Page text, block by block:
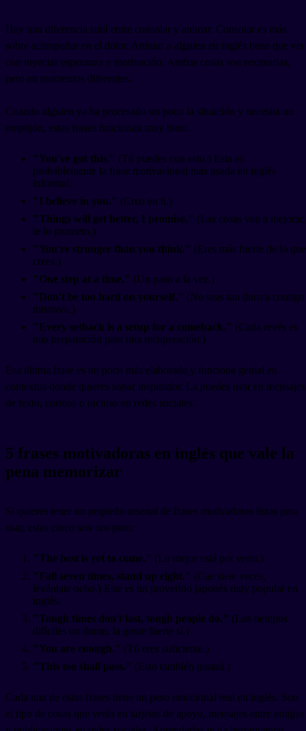
Hay una diferencia sutil entre consolar y animar. Consolar es más
sobre acompañar en el dolor. Animar a alguien en inglés tiene que ver
con inyectar esperanza y motivación. Ambas cosas son necesarias,
pero en momentos diferentes.
Cuando alguien ya ha procesado un poco la situación y necesita un
empujón, estas frases funcionan muy bien:
"You've got this." (Tú puedes con esto.) Esta es
probablemente la frase motivacional más usada en inglés
informal.
"I believe in you." (Creo en ti.)
"Things will get better, I promise." (Las cosas van a mejorar,
te lo prometo.)
"You're stronger than you think." (Eres más fuerte de lo que
crees.)
"One step at a time." (Un paso a la vez.)
"Don't be too hard on yourself." (No seas tan duro/a contigo
mismo/a.)
"Every setback is a setup for a comeback." (Cada revés es
una preparación para una recuperación.)
Esa última frase es un poco más elaborada y funciona genial en
contextos donde quieres sonar inspirador. La puedes usar en mensajes
de texto, correos o incluso en redes sociales.
5 frases motivadoras en inglés que vale la
pena memorizar
Si quieres tener un pequeño arsenal de frases motivadoras listas para
usar, estas cinco son oro puro:
"The best is yet to come." (Lo mejor está por venir.)
"Fall seven times, stand up eight." (Cae siete veces,
levántate ocho.) Este es un proverbio japonés muy popular en
inglés.
"Tough times don't last, tough people do." (Los tiempos
difíciles no duran, la gente fuerte sí.)
"You are enough." (Tú eres suficiente.)
"This too shall pass." (Esto también pasará.)
Cada una de estas frases tiene un peso emocional real en inglés. Son
el tipo de cosas que verás en tarjetas de apoyo, mensajes entre amigos